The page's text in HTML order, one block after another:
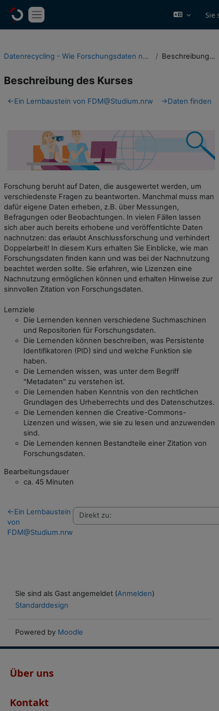
Website-Übersicht
Sie
Datenrecycling - Wie Forschungsdaten nachgenutzt werden können Beschreibung des Kurses
Beschreibung des Kurses
Abschnittsübersicht
←Ein Lernbaustein von FDM@Studium.nrw →Daten finden
Forschung beruht auf Daten, die ausgewertet werden, um
verschiedenste Fragen zu beantworten. Manchmal muss man
dafür eigene Daten erheben, z.B. über Messungen,
Befragungen oder Beobachtungen. In vielen Fällen lassen
sich aber auch bereits erhobene und veröffentlichte Daten
nachnutzen: das erlaubt Anschlussforschung und verhindert
Doppelarbeit! In diesem Kurs erhalten Sie Einblicke, wie man
Forschungsdaten finden kann und was bei der Nachnutzung
beachtet werden sollte. Sie erfahren, wie Lizenzen eine
Nachnutzung ermöglichen können und erhalten Hinweise zur
sinnvollen Zitation von Forschungsdaten.
Lernziele
Die Lernenden kennen verschiedene Suchmaschinen
und Repositorien für Forschungsdaten.
Die Lernenden können beschreiben, was Persistente
Identifikatoren (PID) sind und welche Funktion sie
haben.
Die Lernenden wissen, was unter dem Begriff
"Metadaten" zu verstehen ist.
Die Lernenden haben Kenntnis von den rechtlichen
Grundlagen des Urheberrechts und des Datenschutzes.
Die Lernenden kennen die Creative-Commons-
Lizenzen und wissen, wie sie zu lesen und anzuwenden
sind.
Die Lernenden kennen Bestandteile einer Zitation von
Forschungsdaten.
Bearbeitungsdauer
ca. 45 Minuten
←Ein Lernbaustein
von
FDM@Studium.nrw
Sie sind als Gast angemeldet (Anmelden)
Standarddesign
Powered by Moodle
Über uns
Kontakt